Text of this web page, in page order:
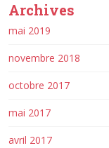
Archives
mai 2019
novembre 2018
octobre 2017
mai 2017
avril 2017